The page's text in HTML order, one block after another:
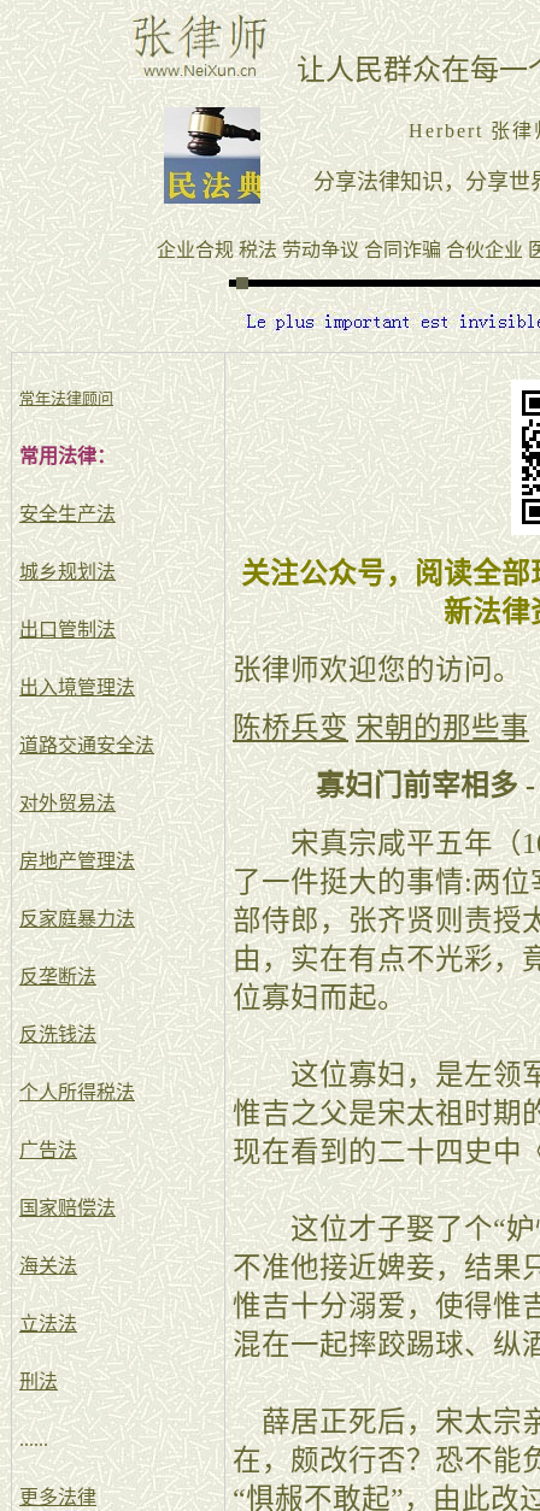
常年法律顾问
常用法律：
安全生产法
城乡规划法
出口管制法
出入境管理法
道路交通安全法
对外贸易法
房地产管理法
反家庭暴力法
反垄断法
反洗钱法
个人所得税法
广告法
国家赔偿法
海关法
立法法
刑法
......
更多法律
关注公众号，阅读全
新法律
张律师欢迎您的访问。
陈桥兵变 宋朝的那些事
寡妇门前宰相多
宋真宗咸平五年（
了一件挺大的事情:两
部侍郎，张齐贤则责授
由，实在有点不光彩，
位寡妇而起。
这位寡妇，是左领军
惟吉之父是宋太祖时期
现在看到的二十四史中
这位才子娶了个“妒
不准他接近婢妾，结果
惟吉十分溺爱，使得惟
混在一起摔跤踢球、纵
薛居正死后，宋太宗
在，颇改行否？恐不能
“惧赧不敢起”，由此改